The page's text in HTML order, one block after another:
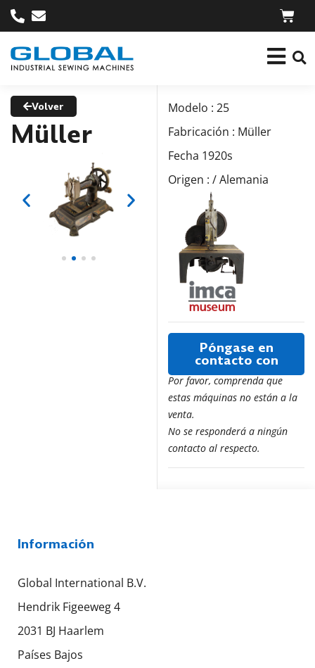
Volver
Müller
Modelo : 25
Fabricación : Müller
Fecha 1920s
Origen : / Alemania
Por favor, comprenda que
estas máquinas no están a la
venta.
No se responderá a ningún
contacto al respecto.
Póngase en
contacto con
Información
Global International B.V.
Hendrik Figeeweg 4
2031 BJ Haarlem
Países Bajos